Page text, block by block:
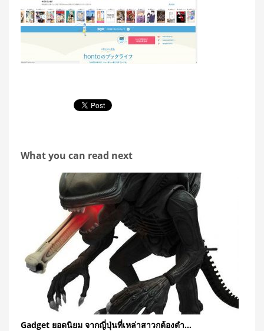
What you can read next
Gadget ยอดนิยม จากญี่ปุ่นที่เหล่าสาวกต้องตำ…